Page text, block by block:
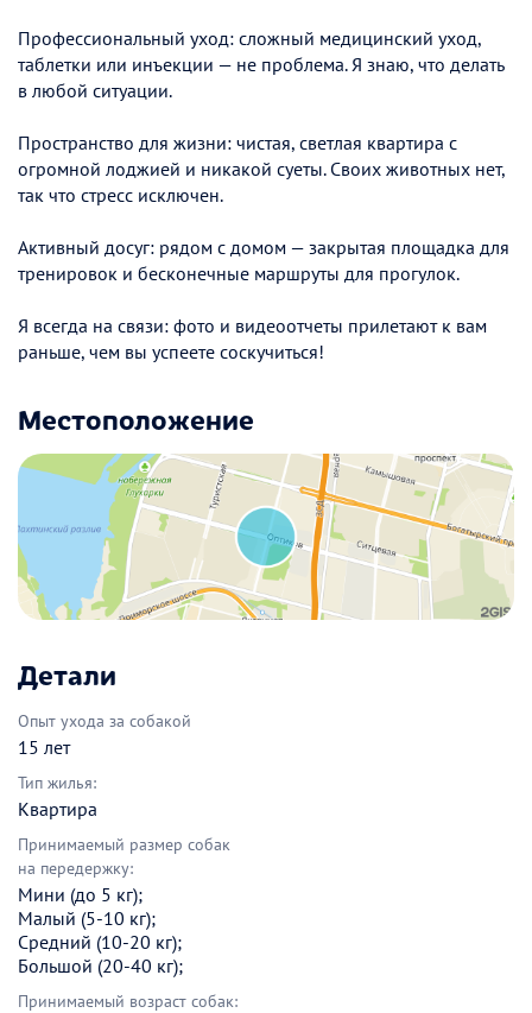
Профессиональный уход: сложный медицинский уход,
таблетки или инъекции — не проблема. Я знаю, что делать
в любой ситуации.
Пространство для жизни: чистая, светлая квартира с
огромной лоджией и никакой суеты. Своих животных нет,
так что стресс исключен.
Активный досуг: рядом с домом — закрытая площадка для
тренировок и бесконечные маршруты для прогулок.
Я всегда на связи: фото и видеоотчеты прилетают к вам
раньше, чем вы успеете соскучиться!
Местоположение
Детали
Опыт ухода за собакой
15 лет
Тип жилья:
Квартира
Принимаемый размер собак
на передержку:
Мини (до 5 кг);
Малый (5-10 кг);
Средний (10-20 кг);
Большой (20-40 кг);
Принимаемый возраст собак: